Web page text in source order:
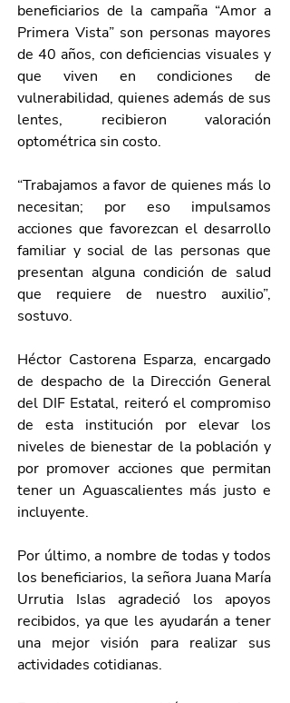
beneficiarios de la campaña “Amor a
Primera Vista” son personas mayores
de 40 años, con deficiencias visuales y
que viven en condiciones de
vulnerabilidad, quienes además de sus
lentes, recibieron valoración
optométrica sin costo.
“Trabajamos a favor de quienes más lo
necesitan; por eso impulsamos
acciones que favorezcan el desarrollo
familiar y social de las personas que
presentan alguna condición de salud
que requiere de nuestro auxilio”,
sostuvo.
Héctor Castorena Esparza, encargado
de despacho de la Dirección General
del DIF Estatal, reiteró el compromiso
de esta institución por elevar los
niveles de bienestar de la población y
por promover acciones que permitan
tener un Aguascalientes más justo e
incluyente.
Por último, a nombre de todas y todos
los beneficiarios, la señora Juana María
Urrutia Islas agradeció los apoyos
recibidos, ya que les ayudarán a tener
una mejor visión para realizar sus
actividades cotidianas.